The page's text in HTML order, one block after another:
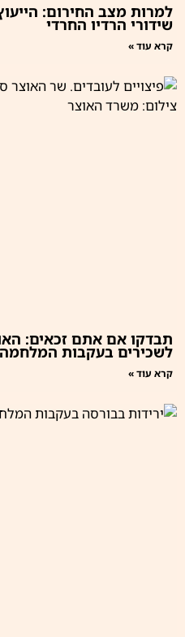
למרות מצב החירום:
שידורי הרדיו החרדי
קרא עוד »
תבדקו אם אתם זכאים:
לשכירים בעקבות המלחמה
קרא עוד »